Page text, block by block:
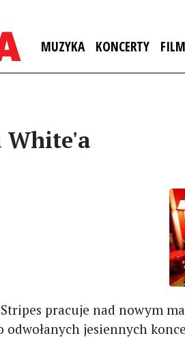
MUZYKA KONCERTY FILM
White'a
pracuje nad nowym
odwołanych jesiennych